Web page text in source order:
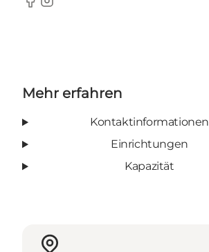
Facebook
Instagram
Mehr erfahren
Kontaktinformationen
Einrichtungen
Kapazität